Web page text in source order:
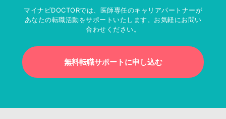
マイナビDOCTORでは、医師専任のキャリアパートナーが
あなたの転職活動をサポートいたします。お気軽にお問い
合わせください。
無料転職サポートに申し込む